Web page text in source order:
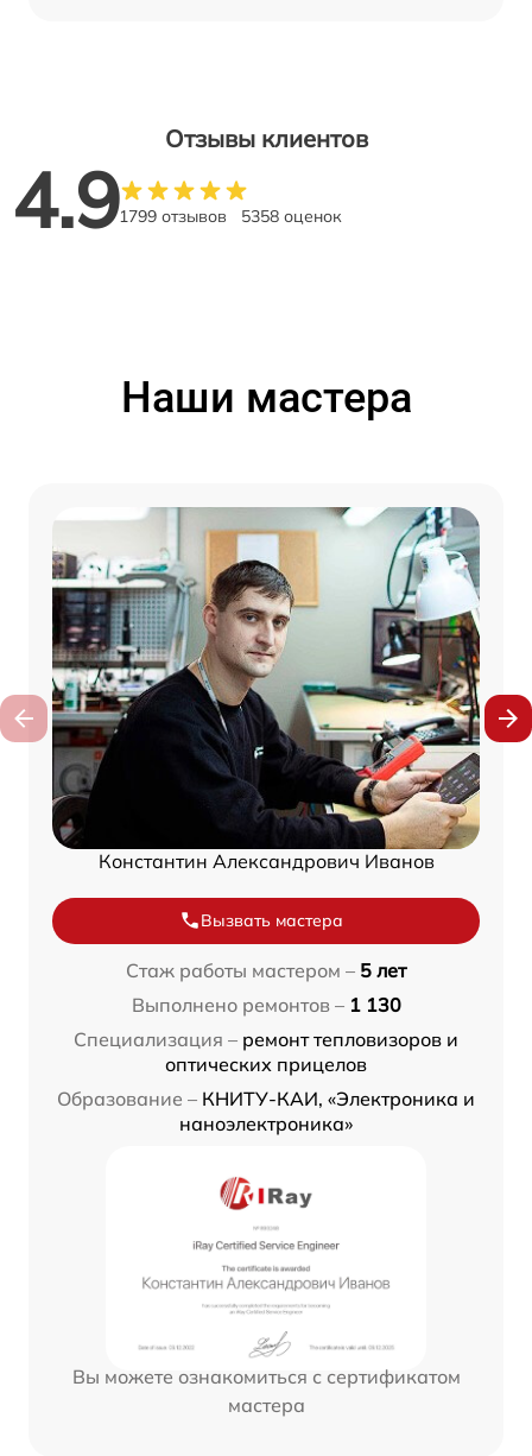
Отзывы клиентов
4.91799 отзывов 5358 оценок
Наши мастера
Константин Александрович Иванов
Вызвать мастера
Стаж работы мастером – 5 лет
Выполнено ремонтов – 1 130
Специализация – ремонт тепловизоров и
оптических прицелов
Образование – КНИТУ-КАИ, «Электроника и
наноэлектроника»
Вы можете ознакомиться с сертификатом
мастера